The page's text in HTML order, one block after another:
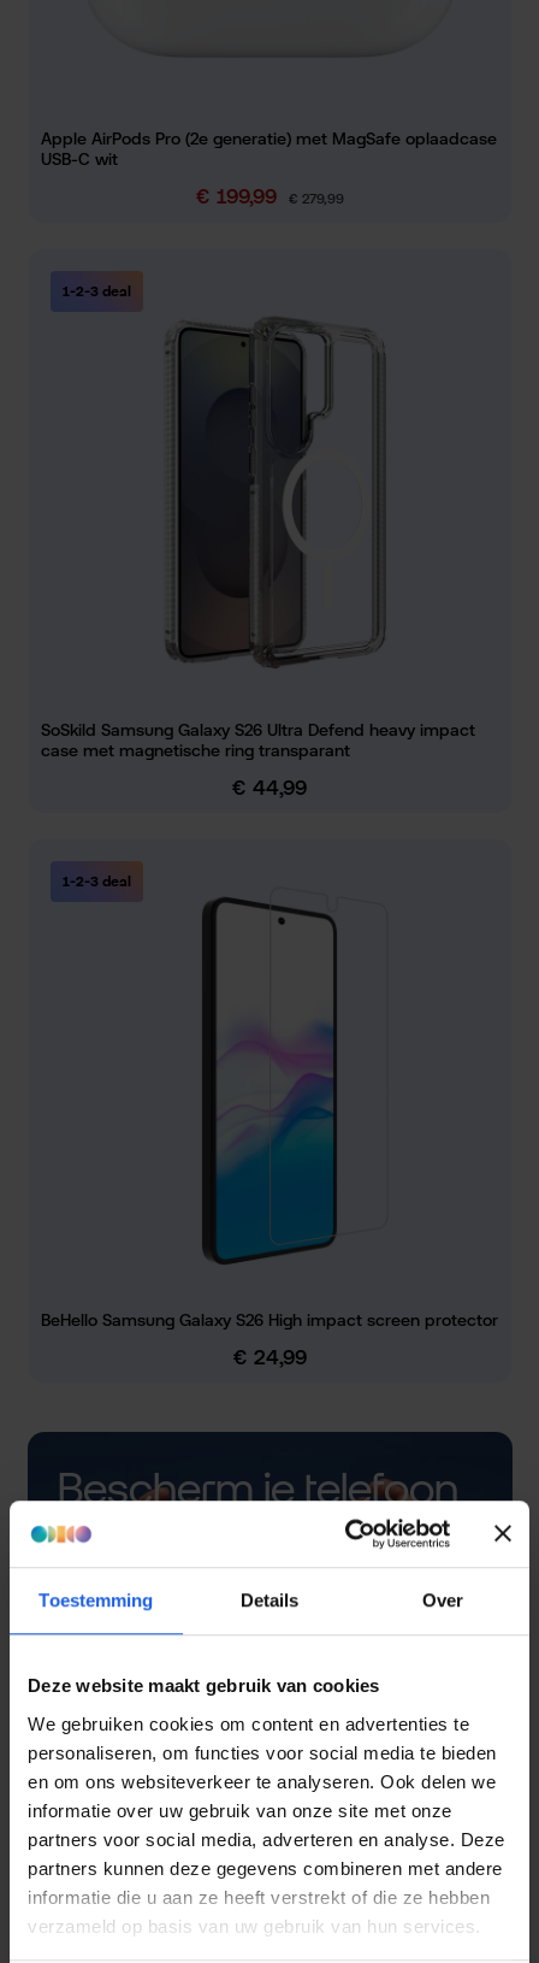
Toestemming Details Over
Deze website maakt gebruik van cookies
We gebruiken cookies om content en advertenties te
personaliseren, om functies voor social media te bieden
en om ons websiteverkeer te analyseren. Ook delen we
informatie over uw gebruik van onze site met onze
partners voor social media, adverteren en analyse. Deze
partners kunnen deze gegevens combineren met andere
informatie die u aan ze heeft verstrekt of die ze hebben
verzameld op basis van uw gebruik van hun services.
Apple AirPods Pro (2e generatie) met MagSafe oplaadcase
USB-C wit
Verkoopprijs:
€ 199,99 Normale prijs:
€ 279,99
1-2-3 deal
SoSkild Samsung Galaxy S26 Ultra Defend heavy impact
case met magnetische ring transparant
Normale prijs:
€ 44,99
1-2-3 deal
BeHello Samsung Galaxy S26 High impact screen protector
Normale prijs:
€ 24,99
Bescherm je telefoon
met een hoesje